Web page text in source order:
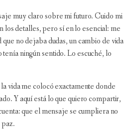
muy claro sobre mi futuro. Cuido mi
los detalles, pero sí en lo esencial: me
no dejaba dudas, un cambio de vida
ningún sentido. Lo escuché, lo
vida me colocó exactamente donde
Y aquí está lo que quiero compartir,
que el mensaje se cumpliera no